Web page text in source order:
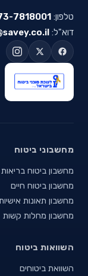
טלפון: 7818001
דוא"ל:
מחשבוני ביטוח
מחשבון ביטוח בריאות
מחשבון ביטוח חיים
מחשבון תאונות
מחשבון מחלות קשות
השוואות ביטוח
השוואת ביטוחים